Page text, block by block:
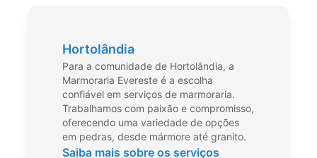
Hortolândia
Para a comunidade de Hortolândia, a
Marmoraria Evereste é a escolha
confiável em serviços de marmoraria.
Trabalhamos com paixão e compromisso,
oferecendo uma variedade de opções
em pedras, desde mármore até granito.
Saiba mais sobre os serviços